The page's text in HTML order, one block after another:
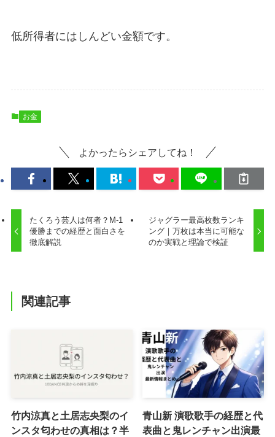
低所得者にはしんどい金額です。
お金
よかったらシェアしてね！
たくろう芸人は何者？M-1
優勝までの経歴と面白さを
徹底解説
ジャグラー最高枚数ランキ
ング｜万枚は本当に可能な
のか実戦と理論で検証
関連記事
竹内涼真と土居志央梨のイ
ンスタ匂わせの真相は？半
青山新 演歌歌手の経歴と代
表曲と鬼レンチャン出演最